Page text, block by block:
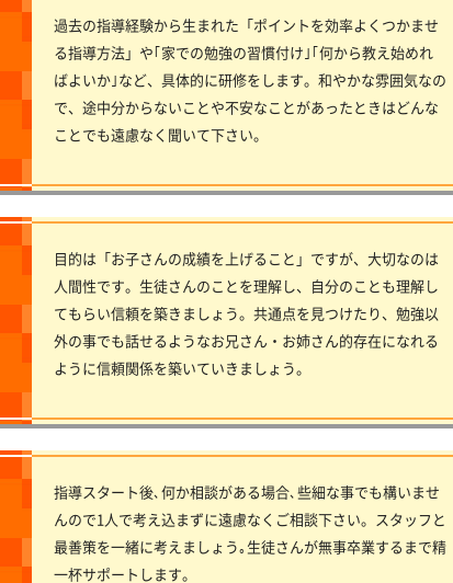
過去の指導経験から生まれた「ポイントを効率よくつかませ
る指導方法」や｢家での勉強の習慣付け｣｢何から教え始めれ
ばよいか｣など、具体的に研修をします。和やかな雰囲気なの
で、途中分からないことや不安なことがあったときはどんな
ことでも遠慮なく聞いて下さい。
目的は「お子さんの成績を上げること」ですが、大切なのは
人間性です。生徒さんのことを理解し、自分のことも理解し
てもらい信頼を築きましょう。共通点を見つけたり、勉強以
外の事でも話せるようなお兄さん・お姉さん的存在になれる
ように信頼関係を築いていきましょう。
指導スタート後､何か相談がある場合､些細な事でも構いませ
んので1人で考え込まずに遠慮なくご相談下さい。スタッフと
最善策を一緒に考えましょう｡生徒さんが無事卒業するまで精
一杯サポートします。